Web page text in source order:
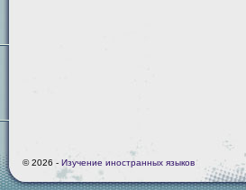
© 2026 - Изучение иностранных языков